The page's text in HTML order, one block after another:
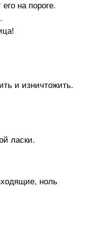
на поpоге.
и изничтожить.
ласки.
ноль